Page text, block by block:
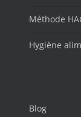
Méthode
Hygiène
Blog